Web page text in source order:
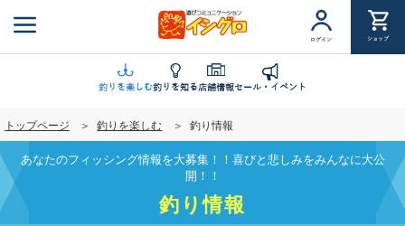
ン
に
移
動
ログイン ショップ
釣りを楽しむ釣りを知る店舗情報セール・イベント
トップページ 釣りを楽しむ 釣り情報
あなたのフィッシング情報を大募集！！喜びと悲しみをみんなに大公
開！！
釣り情報